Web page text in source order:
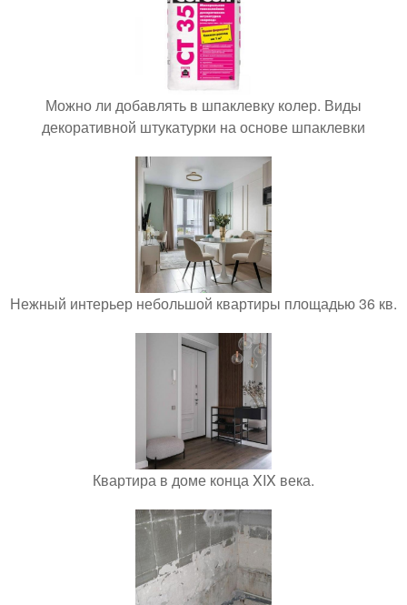
Можно ли добавлять в шпаклевку колер. Виды
декоративной штукатурки на основе шпаклевки
Нежный интерьер небольшой квартиры площадью 36 кв.
Квартира в доме конца XIX века.